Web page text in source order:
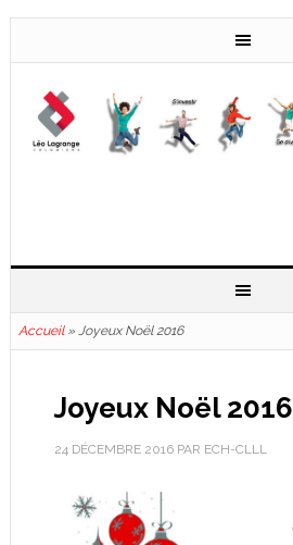
Accueil» Joyeux Noël 2016
Joyeux Noël 2016
24 DÉCEMBRE 2016PAR ECH-CLLL